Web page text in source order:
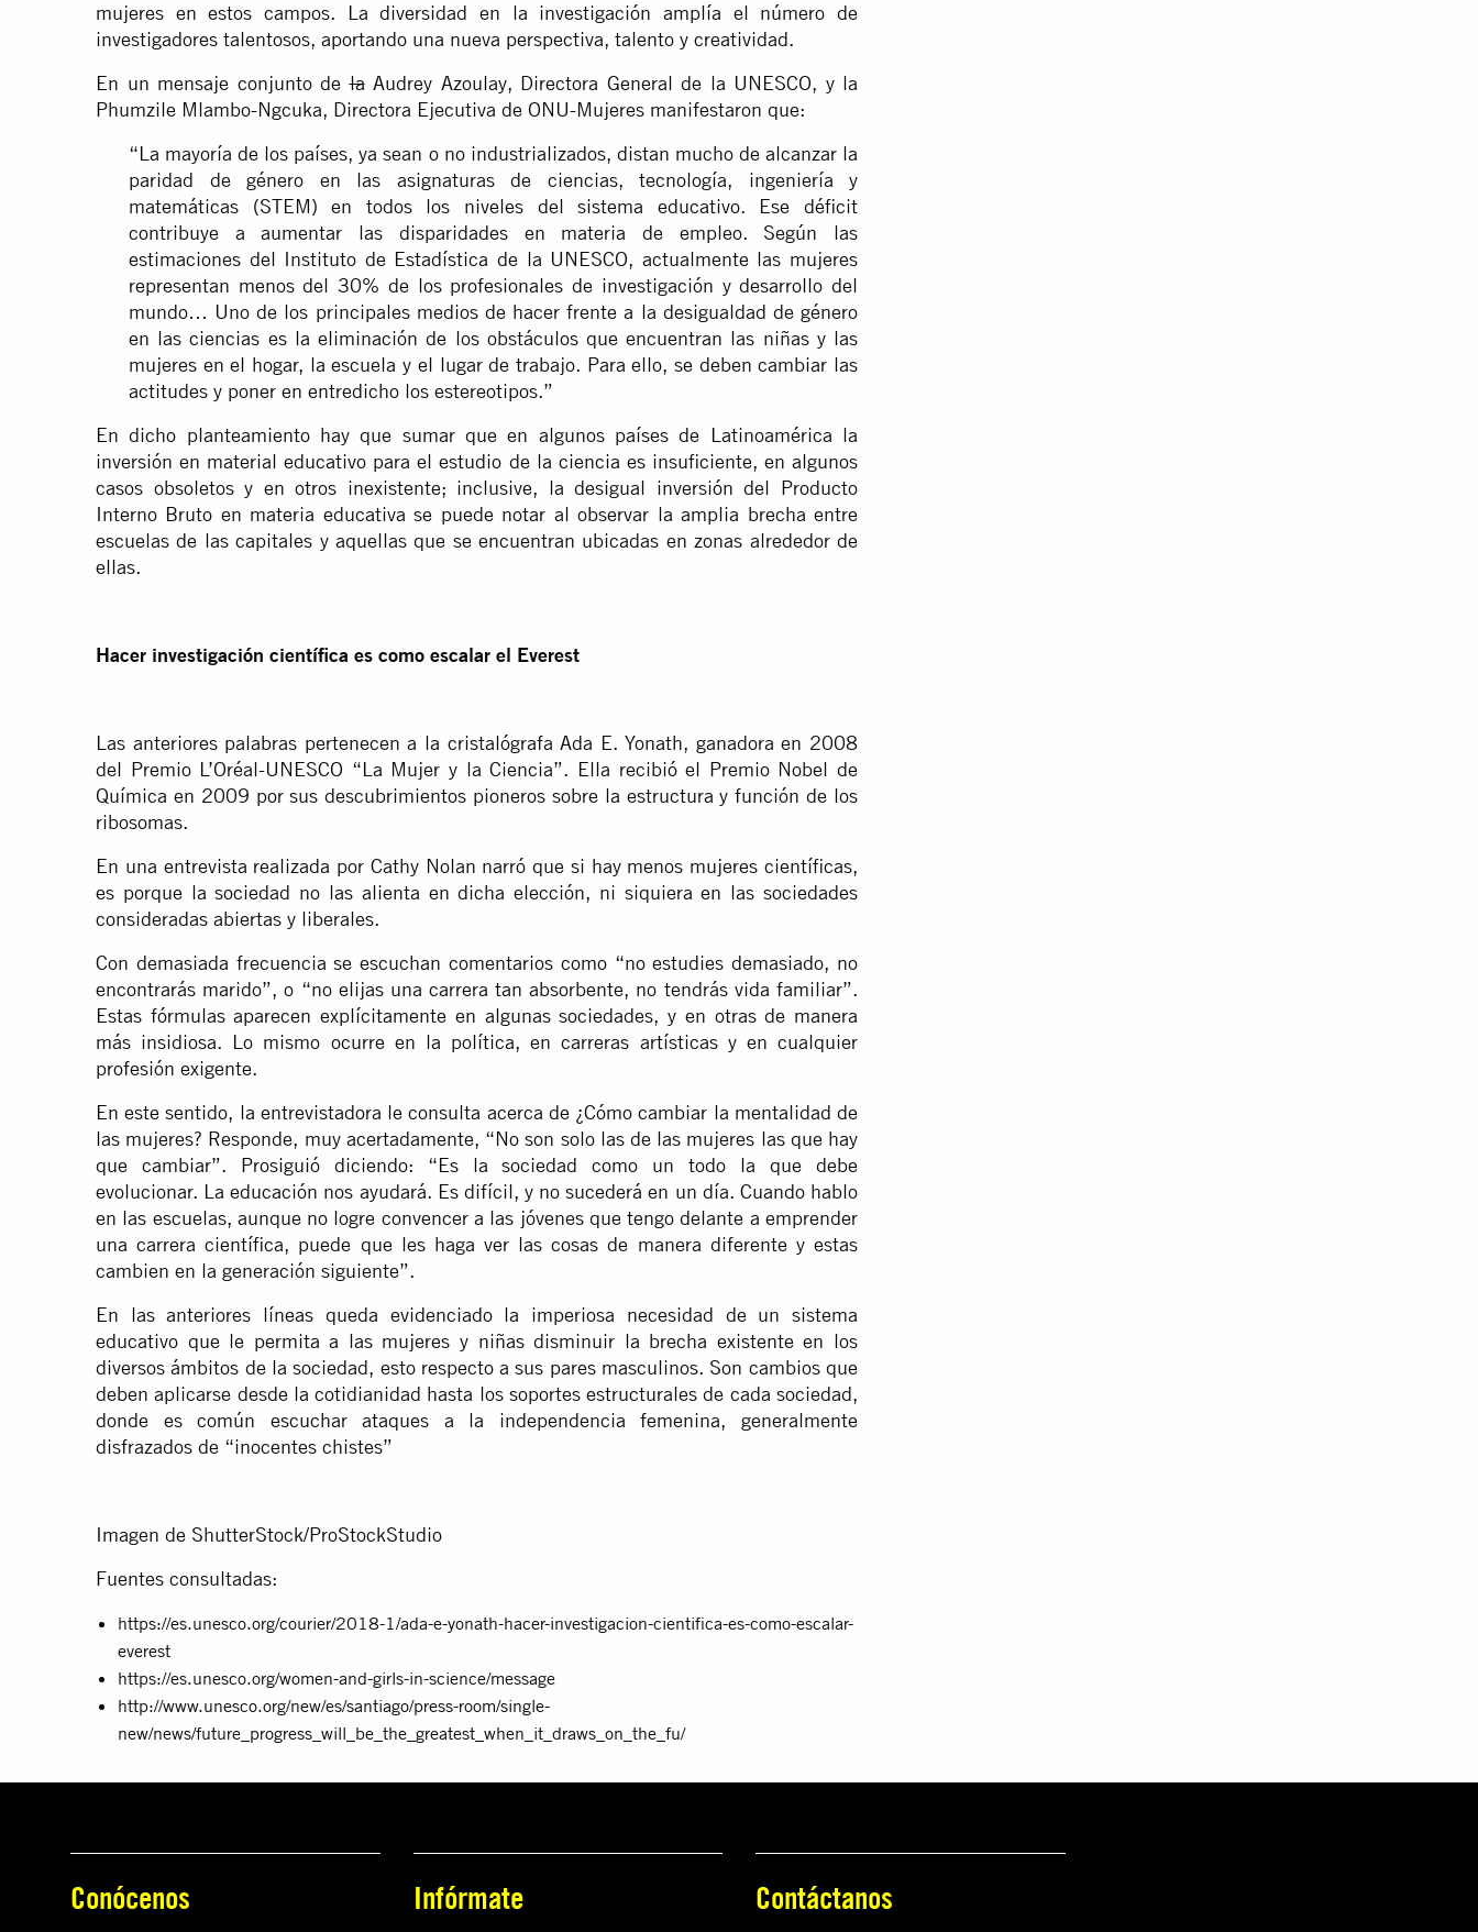
mujeres en estos campos. La diversidad en la investigación amplía el número de
investigadores talentosos, aportando una nueva perspectiva, talento y creatividad.
En un mensaje conjunto delaAudrey Azoulay, Directora General de la UNESCO, y la
Phumzile Mlambo-Ngcuka, Directora Ejecutiva de ONU-Mujeres manifestaron que:
“La mayoría de los países, ya sean o no industrializados, distan mucho de alcanzar la
paridad de género en las asignaturas de ciencias, tecnología, ingeniería y
matemáticas (STEM) en todos los niveles del sistema educativo. Ese déficit
contribuye a aumentar las disparidades en materia de empleo. Según las
estimaciones del Instituto de Estadística de la UNESCO, actualmente las mujeres
representan menos del 30% de los profesionales de investigación y desarrollo del
mundo… Uno de los principales medios de hacer frente a la desigualdad de género
en las ciencias es la eliminación de los obstáculos que encuentran las niñas y las
mujeres en el hogar, la escuela y el lugar de trabajo. Para ello, se deben cambiar las
actitudes y poner en entredicho los estereotipos.”
En dicho planteamiento hay que sumar que en algunos países de Latinoamérica la
inversión en material educativo para el estudio de la ciencia es insuficiente, en algunos
casos obsoletos y en otros inexistente; inclusive, la desigual inversión del Producto
Interno Bruto en materia educativa se puede notar al observar la amplia brecha entre
escuelas de las capitales y aquellas que se encuentran ubicadas en zonas alrededor de
ellas.
Hacer investigación científica es como escalar el Everest
Las anteriores palabras pertenecen a la cristalógrafa Ada E. Yonath, ganadora en 2008
del Premio L’Oréal-UNESCO “La Mujer y la Ciencia”. Ella recibió el Premio Nobel de
Química en 2009 por sus descubrimientos pioneros sobre la estructura y función de los
ribosomas.
En una entrevista realizada por Cathy Nolan narró que si hay menos mujeres científicas,
es porque la sociedad no las alienta en dicha elección, ni siquiera en las sociedades
consideradas abiertas y liberales.
Con demasiada frecuencia se escuchan comentarios como “no estudies demasiado, no
encontrarás marido”, o “no elijas una carrera tan absorbente, no tendrás vida familiar”.
Estas fórmulas aparecen explícitamente en algunas sociedades, y en otras de manera
más insidiosa. Lo mismo ocurre en la política, en carreras artísticas y en cualquier
profesión exigente.
En este sentido, la entrevistadora le consulta acerca de ¿Cómo cambiar la mentalidad de
las mujeres? Responde, muy acertadamente, “No son solo las de las mujeres las que hay
que cambiar”. Prosiguió diciendo: “Es la sociedad como un todo la que debe
evolucionar. La educación nos ayudará. Es difícil, y no sucederá en un día. Cuando hablo
en las escuelas, aunque no logre convencer a las jóvenes que tengo delante a emprender
una carrera científica, puede que les haga ver las cosas de manera diferente y estas
cambien en la generación siguiente”.
En las anteriores líneas queda evidenciado la imperiosa necesidad de un sistema
educativo que le permita a las mujeres y niñas disminuir la brecha existente en los
diversos ámbitos de la sociedad, esto respecto a sus pares masculinos. Son cambios que
deben aplicarse desde la cotidianidad hasta los soportes estructurales de cada sociedad,
donde es común escuchar ataques a la independencia femenina, generalmente
disfrazados de “inocentes chistes”
Imagen de ShutterStock/ProStockStudio
Fuentes consultadas:
https://es.unesco.org/courier/2018-1/ada-e-yonath-hacer-investigacion-cientifica-es-como-escalar-
everest
https://es.unesco.org/women-and-girls-in-science/message
http://www.unesco.org/new/es/santiago/press-room/single-
new/news/future_progress_will_be_the_greatest_when_it_draws_on_the_fu/
Conócenos Infórmate Contáctanos